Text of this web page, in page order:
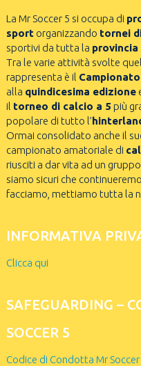
La Mr Soccer 5 si occupa di
sportorganizzando tornei
sportivi da tutta la provincia
Tra le varie attività svolte
rappresenta è il
alla quindicesima edizione
il torneo di calcio a 5 più
popolare di tutto l’
Ormai consolidato anche il
campionato amatoriale di
riusciti a dar vita ad un
siamo sicuri che
facciamo, mettiamo tutta la
INFORMATIVA
Clicca qui
SAFEGUARDING –
SOCCER 5
Codice di Condotta Mr Soccer